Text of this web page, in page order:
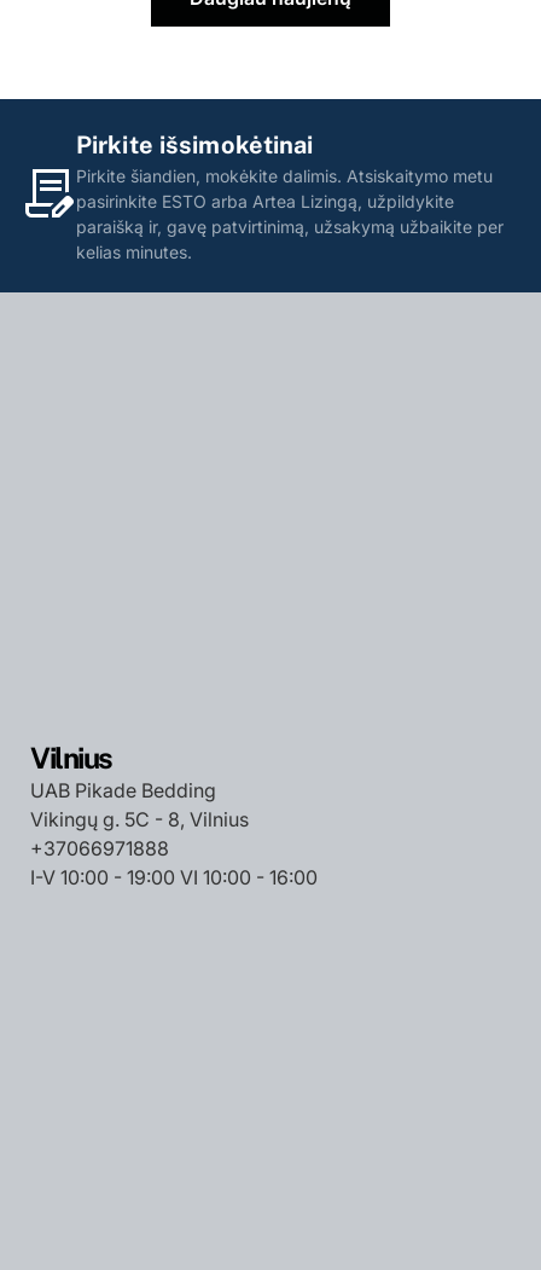
Pirkite išsimokėtinai
Pirkite šiandien, mokėkite dalimis. Atsiskaitymo metu
pasirinkite ESTO arba Artea Lizingą, užpildykite
paraišką ir, gavę patvirtinimą, užsakymą užbaikite per
kelias minutes.
Vilnius
UAB Pikade Bedding
Vikingų g. 5C - 8, Vilnius
+37066971888
I-V 10:00 - 19:00 VI 10:00 - 16:00